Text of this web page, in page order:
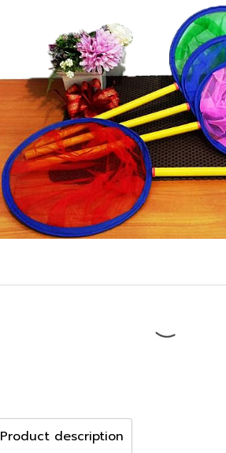
Product description